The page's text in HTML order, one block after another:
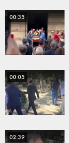
00:35
00:05
02:39